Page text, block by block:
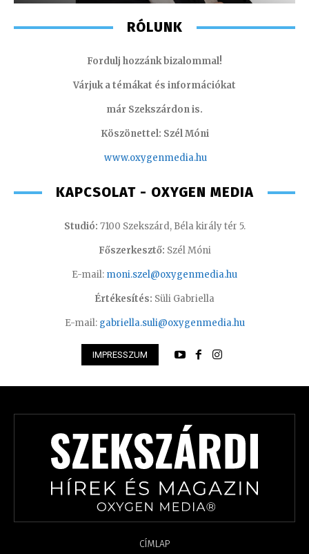
RÓLUNK
Fordulj hozzánk bizalommal!
Várjuk a témákat és információkat
már Szekszárdon is.
Köszönettel: Szél Móni
www.oxygenmedia.hu
KAPCSOLAT - OXYGEN MEDIA
Studió: 7100 Szekszárd, Béla király tér 5.
Főszerkesztő: Szél Móni
E-mail: moni.szel@oxygenmedia.hu
Értékesítés: Süli Gabriella
E-mail: gabriella.suli@oxygenmedia.hu
IMPRESSZUM
CÍMLAP